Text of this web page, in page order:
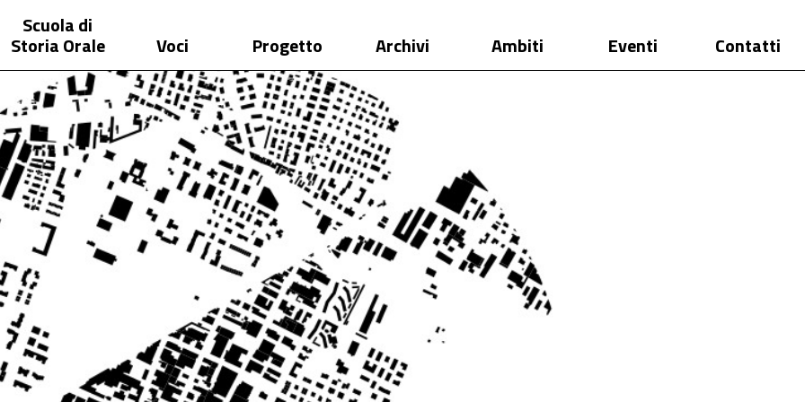
Scuola di
Storia Orale Voci Progetto Archivi Ambiti Eventi Contatti